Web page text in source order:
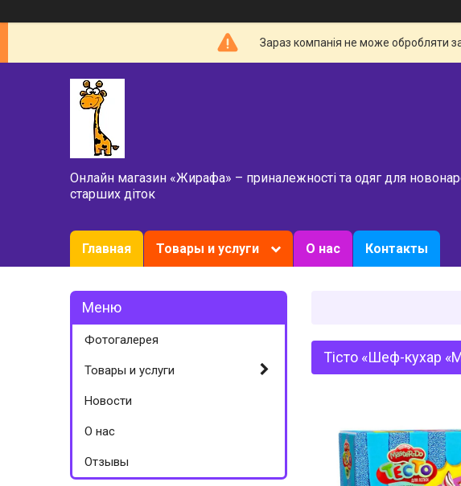
Зараз компанія не може обробляти
Онлайн магазин «Жирафа» – приналежності та одяг для
старших діток
Главная Товары и услуги О нас Контакты
Тісто «Шеф-кухар
Фотогалерея
Товары и услуги
Новости
О нас
Отзывы